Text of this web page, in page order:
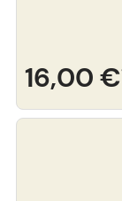
16,00 €